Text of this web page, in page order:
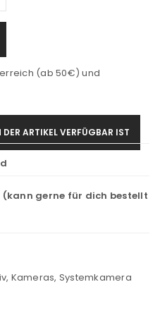
(ab 50€) und
ARTIKEL VERFÜGBAR IST
gerne für dich bestellt
, Kameras, Systemkamera